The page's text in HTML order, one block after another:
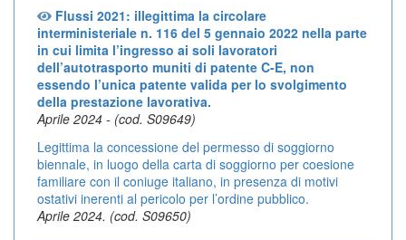
Flussi 2021: illegittima la circolare
interministeriale n. 116 del 5 gennaio 2022 nella parte
in cui limita l’ingresso ai soli lavoratori
dell’autotrasporto muniti di patente C-E, non
essendo l’unica patente valida per lo svolgimento
della prestazione lavorativa.
Aprile 2024 - (cod. S09649)
Legittima la concessione del permesso di soggiorno
biennale, in luogo della carta di soggiorno per coesione
familiare con il coniuge italiano, in presenza di motivi
ostativi inerenti al pericolo per l’ordine pubblico.
Aprile 2024. (cod. S09650)